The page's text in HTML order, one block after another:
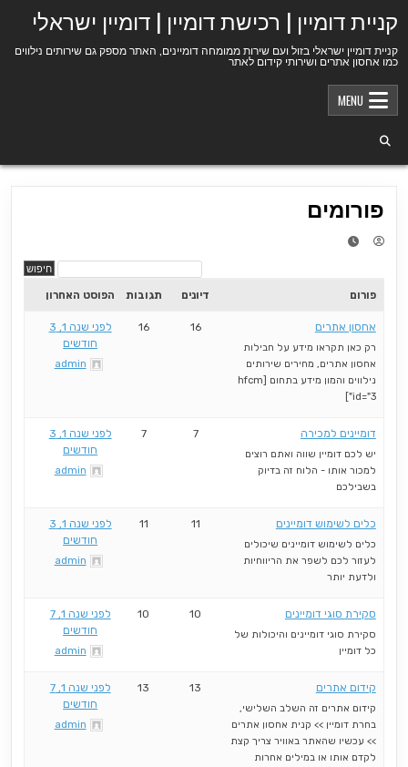
קניית דומיין | רכישת דומיין | דומיין ישראלי
קניית דומיין ישראלי בזול ועם שירות ממומחה דומיינים, האתר מספק גם שירותים נילווים
כמו אחסון אתרים ושירותי קידום לאתר
MENU
פורומים
פורום דיונים תגובות הפוסט האחרון
אחסון אתרים
רק כאן תקראו מידע על חבילות
אחסון אתרים, מחירים שירותים
נילווים והמון מידע בתחום [hfcm
id="3"]
16
16
לפני שנה 1, 3
חודשים
admin
דומיינים למכירה
יש לכם דומיין שווה ואתם רוצים
למכור אותו - הלוח זה בדיוק
בשבילכם
7
7
לפני שנה 1, 3
חודשים
admin
כלים לשימוש דומיינים
כלים לשימוש דומיינים שיכולים
לעזור לכם לשפר את הריווחיות
ולדעת יותר
11
11
לפני שנה 1, 3
חודשים
admin
סקירת סוגי דומיינים
סקירת סוגי דומיינים והיכולות של
כל דומיין
10
10
לפני שנה 1, 7
חודשים
admin
קידום אתרים
קידום אתרים זה השלב השלישי,
בחרת דומיין >> קנית אחסון אתרים
>> עכשיו שהאתר באוויר צריך קצת
לקדם אותו או במילים אחרות
13
13
לפני שנה 1, 7
חודשים
admin